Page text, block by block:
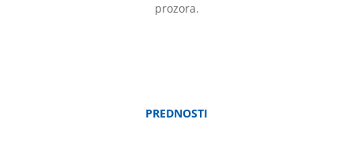
prozora.
PREDNOSTI